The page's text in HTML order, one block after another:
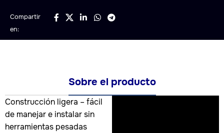
Compartir
en:
Sobre el producto
Construcción ligera – fácil
de manejar e instalar sin
herramientas pesadas